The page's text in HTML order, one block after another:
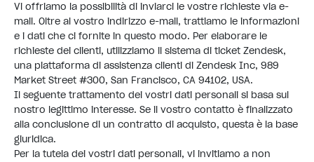
Vi offriamo la possibilità di inviarci le vostre richieste via e-
mail. Oltre al vostro indirizzo e-mail, trattiamo le informazioni
e i dati che ci fornite in questo modo. Per elaborare le
richieste dei clienti, utilizziamo il sistema di ticket Zendesk,
una piattaforma di assistenza clienti di Zendesk Inc, 989
Market Street #300, San Francisco, CA 94102, USA.
Il seguente trattamento dei vostri dati personali si basa sul
nostro legittimo interesse. Se il vostro contatto è finalizzato
alla conclusione di un contratto di acquisto, questa è la base
giuridica.
Per la tutela dei vostri dati personali, vi invitiamo a non